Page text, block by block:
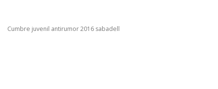
Cumbre juvenil antirumor 2016 sabadell